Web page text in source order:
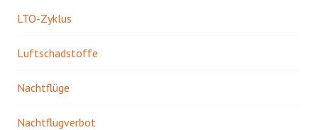
LTO-Zyklus
Luftschadstoffe
Nachtflüge
Nachtflugverbot